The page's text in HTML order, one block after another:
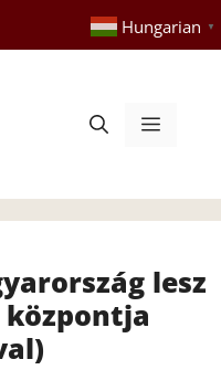
Hungarian ▼
Menü
lesz
központja